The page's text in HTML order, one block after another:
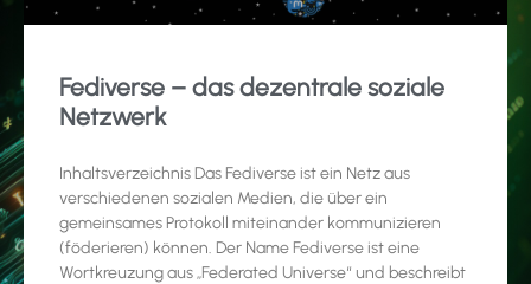
Fediverse – das dezentrale soziale
Netzwerk
Inhaltsverzeichnis Das Fediverse ist ein Netz aus
verschiedenen sozialen Medien, die über ein
gemeinsames Protokoll miteinander kommunizieren
(föderieren) können. Der Name Fediverse ist eine
Wortkreuzung aus „Federated Universe“ und beschreibt